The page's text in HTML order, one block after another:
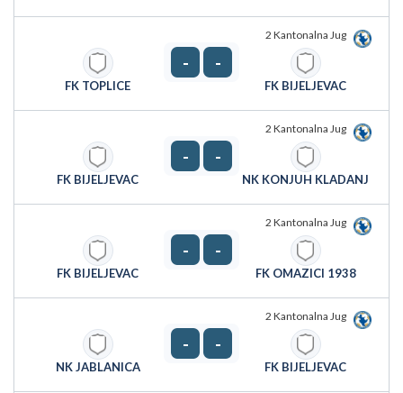
2 Kantonalna Jug
FK TOPLICE
- -
FK BIJELJEVAC
2 Kantonalna Jug
FK BIJELJEVAC
- -
NK KONJUH KLADANJ
2 Kantonalna Jug
FK BIJELJEVAC
- -
FK OMAZICI 1938
2 Kantonalna Jug
NK JABLANICA
- -
FK BIJELJEVAC